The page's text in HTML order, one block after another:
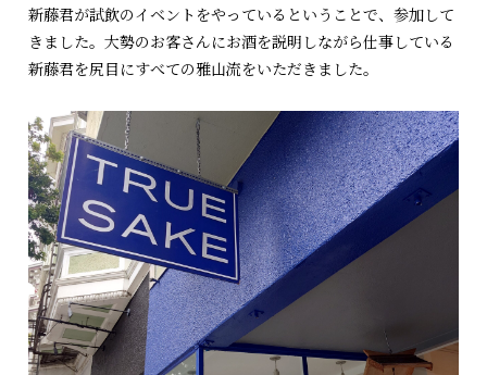
新藤君が試飲のイベントをやっているということで、参加して
きました。大勢のお客さんにお酒を説明しながら仕事している
新藤君を尻目にすべての雅山流をいただきました。